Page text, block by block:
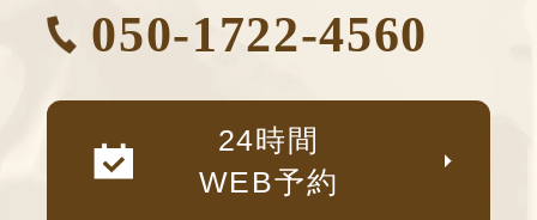
050-1722-4560
24時間
WEB予約